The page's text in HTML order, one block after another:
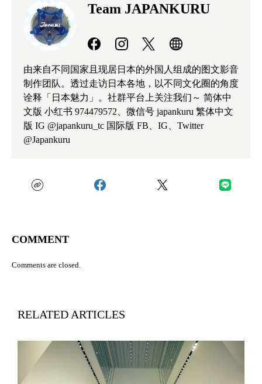
Team JAPANKURU
由来自不同国家且现居日本的外国人组成的图文影音
制作团队。透过走访日本各地，以不同文化圈的角度
诠释「日本魅力」。社群平台上关注我们～ 简体中
文版 小红书 974479572、微信号 japankuru 繁体中文
版 IG @japankuru_tc 国际版 FB、IG、Twitter
@Japankuru
COMMENT
Comments are closed.
RELATED ARTICLES